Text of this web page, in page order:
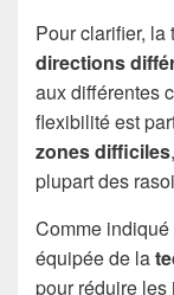
Pour clarifier, la
directions
aux différentes
flexibilité est
zones difficiles
plupart des
Comme
équipée de la
pour réduire les